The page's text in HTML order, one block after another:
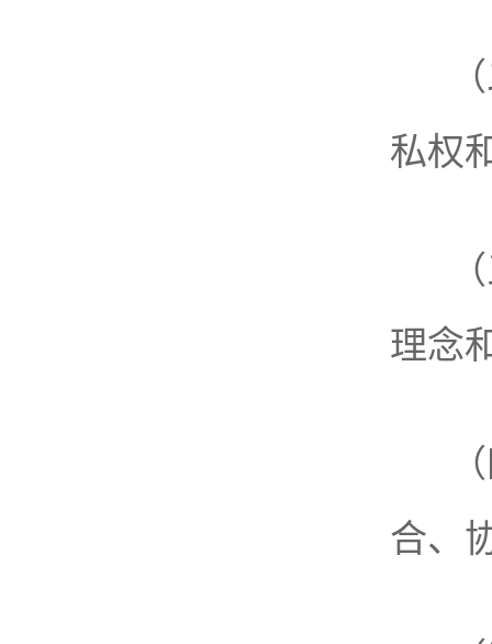
私权
理念
合、